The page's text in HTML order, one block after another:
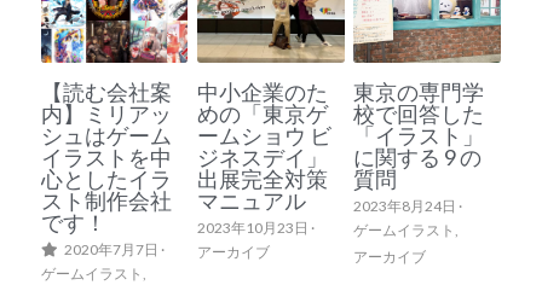
【読む会社案
内】ミリアッ
シュはゲーム
イラストを中
心としたイラ
スト制作会社
です！
2020年7月7日 ·
ゲームイラスト,
中小企業のた
めの「東京ゲ
ームショウ ビ
ジネスデイ」
出展完全対策
マニュアル
2023年10月23日 ·
アーカイブ
東京の専門学
校で回答した
「イラスト」
に関する 9 の
質問
2023年8月24日 ·
ゲームイラスト,
アーカイブ